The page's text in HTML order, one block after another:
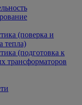
(поверка и
тепла)
(подготовка к
трансформаторов